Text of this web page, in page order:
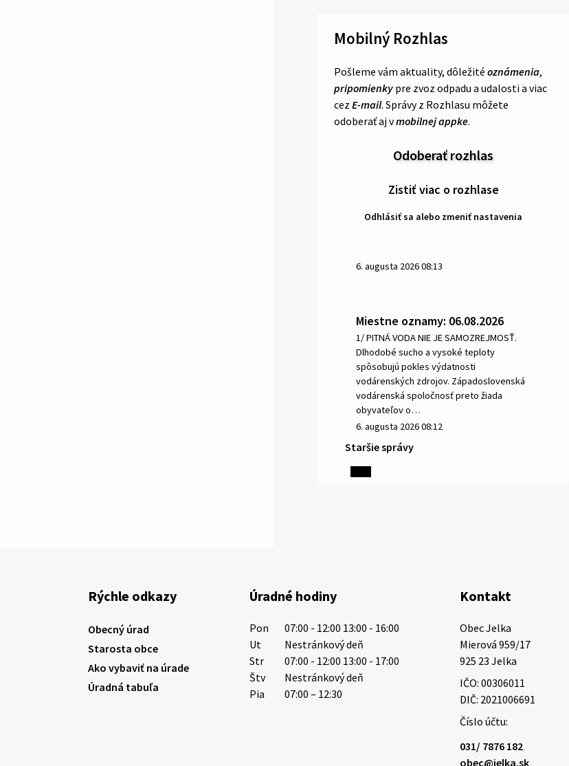
Mobilný Rozhlas
Pošleme vám aktuality, dôležité oznámenia,
pripomienky pre zvoz odpadu a udalosti a viac
cez E-mail. Správy z Rozhlasu môžete
odoberať aj vmobilnej appke.
Odoberať rozhlas
Zistiť viac o rozhlase
Odhlásiť sa alebo zmeniť nastavenia
6. augusta 2026 08:13
Miestne oznamy: 06.08.2026
1/ PITNÁ VODA NIE JE SAMOZREJMOSŤ.
Dlhodobé sucho a vysoké teploty
spôsobujú pokles výdatnosti
vodárenských zdrojov. Západoslovenská
vodárenská spoločnosť preto žiada
obyvateľov o…
6. augusta 2026 08:12
opustila Irena Tanková, rodená Tanková.
5. augusta 2026 12:59
3. augusta 2026 08:45
Miestne oznamy: 03.08.2026
Smútočné oznamy: 03.08.2026 1/ Vážení
Staršie správy
Rýchle odkazy
Obecný úrad
Starosta obce
Ako vybaviť na úrade
Úradná tabuľa
Úradné hodiny
Pon
07:00 - 12:00 13:00 - 16:00
Ut
Nestránkový deň
Str
07:00 - 12:00 13:00 - 17:00
Štv
Nestránkový deň
Pia
07:00 – 12:30
Kontakt
Obec Jelka
Mierová 959/17
925 23 Jelka
IČO: 00306011
DIČ: 2021006691
Číslo účtu:
031/ 7876 182
obec@jelka.sk